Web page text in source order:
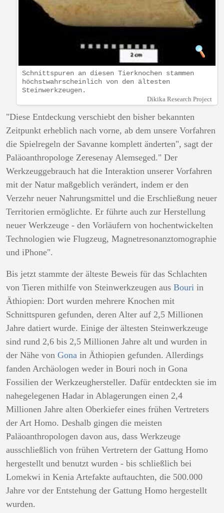
Schnittspuren an diesen Tierknochen stammen
höchstwahrscheinlich von den ältesten
Steinwerkzeugen.
Dikika Research Project
"Diese Entdeckung verschiebt den bisher bekannten
Zeitpunkt erheblich nach vorne, ab dem unsere Vorfahren
die Spielregeln der Savanne komplett änderten", sagt der
Paläoanthropologe Zeresenay Alemseged." Der
Werkzeuggebrauch hat die Interaktion unserer Vorfahren
mit der Natur maßgeblich verändert, indem er den
Verzehr neuer Nahrungsmittel und die Erschließung neuer
Territorien ermöglichte. Er führte auch zur Herstellung
neuer Werkzeuge - den Vorläufern von hochentwickelten
Technologien wie Flugzeug, Magnetresonanztomographie
und iPhone".
Bis jetzt stammte der älteste Beweis für das Schlachten
von Tieren mithilfe von Steinwerkzeugen aus Bouri in
Äthiopien: Dort wurden mehrere Knochen mit
Schnittspuren gefunden, deren Alter auf 2,5 Millionen
Jahre datiert wurde. Einige der ältesten Steinwerkzeuge
sind rund 2,6 bis 2,5 Millionen Jahre alt und wurden in
der Nähe von Gona in Äthiopien gefunden. Allerdings
fanden Archäologen weder in Bouri noch in Gona
Fossilien der Werkzeughersteller. Dafür entdeckten sie im
nahegelegenen Hadar in Ablagerungen einen 2,4
Millionen Jahre alten Oberkiefer eines frühen Vertreters
der Art Homo. Deshalb gingen die meisten
Paläoanthropologen davon aus, dass Werkzeuge
ausschließlich von frühen Vertretern der Gattung Homo
hergestellt und benutzt wurden - bis schließlich bei
Lomekwi in Kenia Artefakte auftauchten, die 500.000
Jahre vor der Entstehung der Gattung Homo hergestellt
wurden.